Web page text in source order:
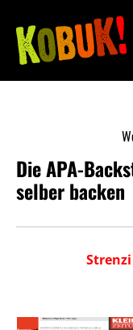
Die APA-
selber backen